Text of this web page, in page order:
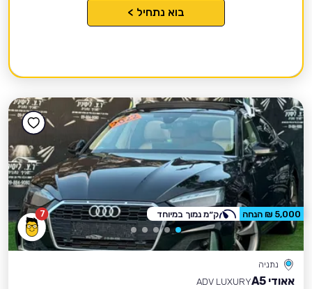
בוא נתחיל >
7
נתניה
אאודי A5
ADV LUXURY
5,000 ₪ הנחה ק״מ נמוך במיוחד